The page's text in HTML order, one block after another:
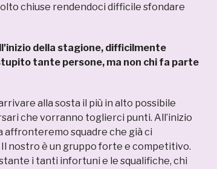
chiuse rendendoci difficile sfondare
della stagione, difficilmente
tante persone, ma non chi fa parte
alla sosta il più in alto possibile
che vorranno toglierci punti. All’inizio
affronteremo squadre che già ci
nostro è un gruppo forte e competitivo.
i tanti infortuni e le squalifiche, chi